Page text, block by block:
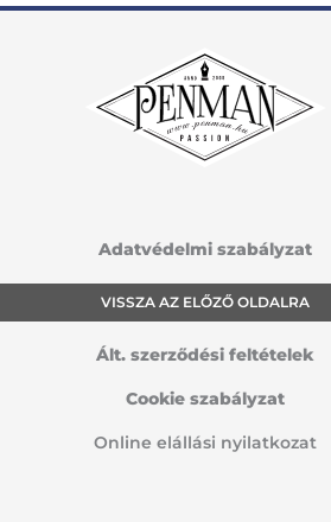
Adatvédelmi szabályzat
VISSZA AZ ELŐZŐ OLDALRA
Ált. szerződési feltételek
Cookie szabályzat
Online elállási nyilatkozat